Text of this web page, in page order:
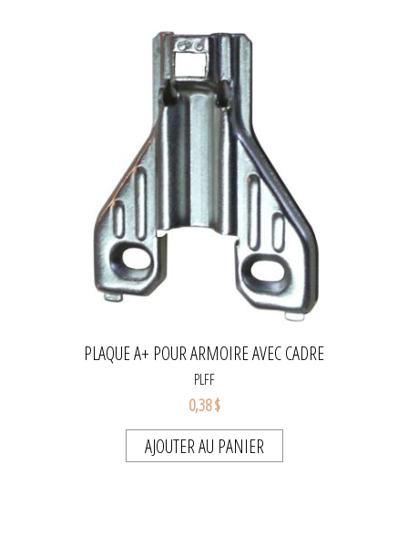
PLAQUE A+ POUR ARMOIRE AVEC CADRE
PLFF
0,38 $
AJOUTER AU PANIER